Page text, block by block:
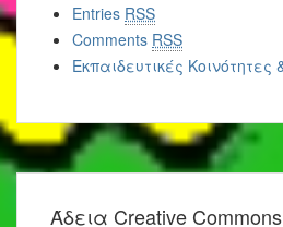
Entries RSS
Comments RSS
Εκπαιδευτικές Κοινότητες
Άδεια Creative Commons